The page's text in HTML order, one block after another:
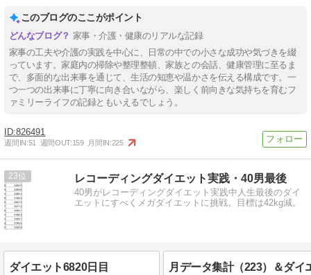
このブログのここがポイント
家事・介護・健康のリアルな記録
家事の工夫や介護の実践を中心に、日常の中での小さな成功や気づきを綴
っています。家庭内の掃除や整理整頓、家族との会話、健康管理に至るま
で、多面的な出来事を通じて、生活の知恵や温かさを伝える構成です。一
つ一つの出来事に丁寧に向き合いながら、楽しく前向きな気持ちを育むフ
ァミリーライフの記録ともいえるでしょう。
826491
週間IN:51 週間OUT:159 月間IN:225
23 レコーディングダイエット実践・40男最後
40男がレコーディングダイエット実践中人生最後のダイ
エットにすべくメガダイエットに挑戦。目標は42kg減。
ダイエット6820日目